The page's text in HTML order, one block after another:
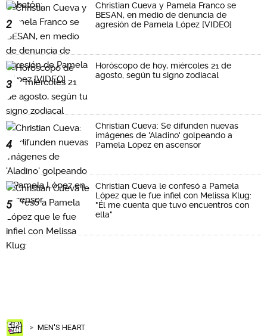
2
Christian Cueva y Pamela Franco se
BESAN, en medio de denuncia de
agresión de Pamela López [VIDEO]
3
Horóscopo de hoy, miércoles 21 de
agosto, según tu signo zodiacal
4
Christian Cueva: Se difunden nuevas
imágenes de 'Aladino' golpeando a
Pamela López en ascensor
5
Christian Cueva le confesó a Pamela
López que le fue infiel con Melissa Klug:
"Él me cuenta que tuvo encuentros con
ella"
MEN'S HEART